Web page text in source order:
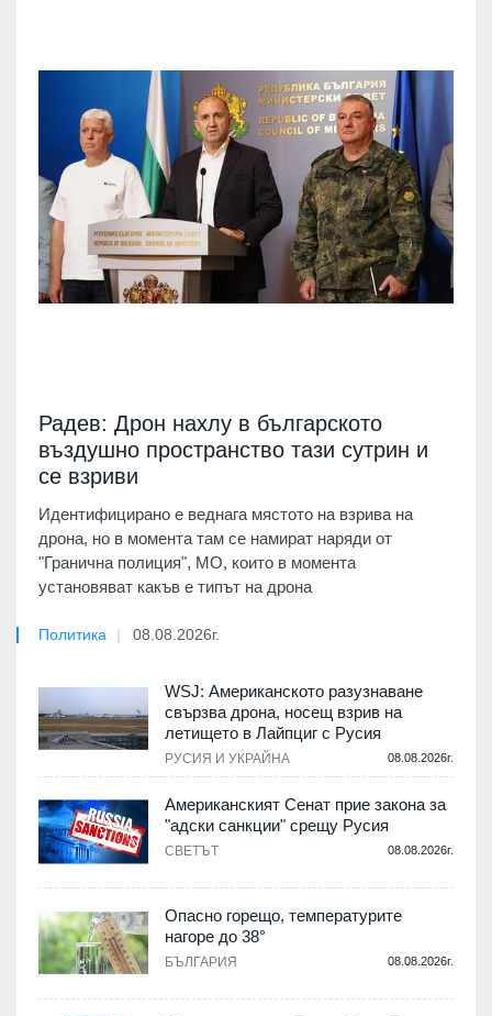
Радев: Дрон нахлу в българското
въздушно пространство тази сутрин и
се взриви
Идентифицирано е веднага мястото на взрива на
дрона, но в момента там се намират наряди от
"Гранична полиция", МО, които в момента
установяват какъв е типът на дрона
Политика 08.08.2026г.
WSJ: Американското разузнаване
свързва дрона, носещ взрив на
летището в Лайпциг с Русия
РУСИЯ И УКРАЙНА 08.08.2026г.
Американският Сенат прие закона за
"адски санкции" срещу Русия
СВЕТЪТ 08.08.2026г.
Опасно горещо, температурите
нагоре до 38°
БЪЛГАРИЯ 08.08.2026г.